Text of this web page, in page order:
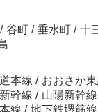
/ 谷町 / 垂水町 / 十
本線 / おおさか
幹線 / 山陽新幹線
線 / 地下鉄堺筋線